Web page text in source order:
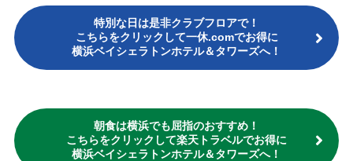
特別な日は是非クラブフロアで！
こちらをクリックして一休.comでお得に
横浜ベイシェラトンホテル＆タワーズへ！
朝食は横浜でも屈指のおすすめ！
こちらをクリックして楽天トラベルでお得に
横浜ベイシェラトンホテル＆タワーズへ！